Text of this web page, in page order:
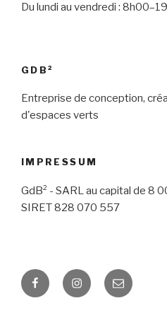
Du lundi au vendredi :
GDB²
Entreprise de conception,
d'espaces verts
IMPRESSUM
GdB² - SARL au capital de 8
SIRET 828 070 557
FacebookInstagram
E-
mail